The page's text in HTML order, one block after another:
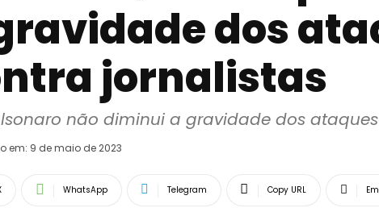
dos
jornalistas
não diminui a gravidade dos
em: 9 de maio de 2023
WhatsApp Telegram Copy URL